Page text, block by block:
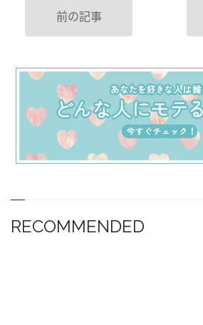
前の記事
RECOMMENDED